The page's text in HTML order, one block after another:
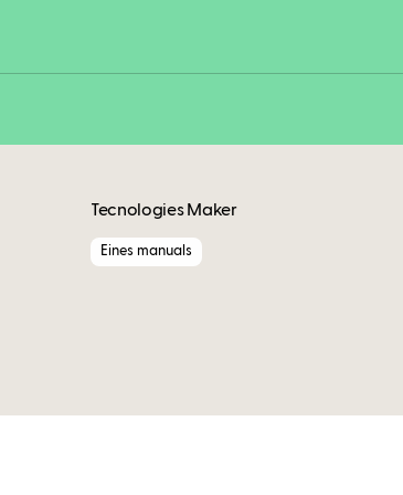
Tecnologies Maker
Eines manuals